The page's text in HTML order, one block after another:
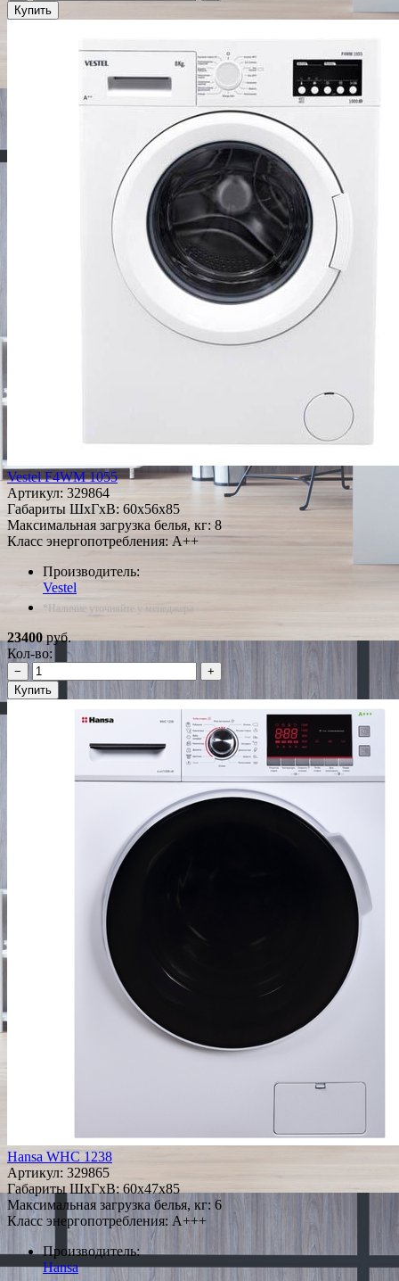
Купить
Vestel F4WM 1055
Артикул: 329864
Габариты ШxГxВ: 60x56x85
Максимальная загрузка белья, кг: 8
Класс энергопотребления: A++
Производитель:
Vestel
*Наличие уточняйте у менеджера
23400руб.
Кол-во:
−
+
Купить
Hansa WHC 1238
Артикул: 329865
Габариты ШxГxВ: 60x47x85
Максимальная загрузка белья, кг: 6
Класс энергопотребления: A+++
Производитель:
Hansa